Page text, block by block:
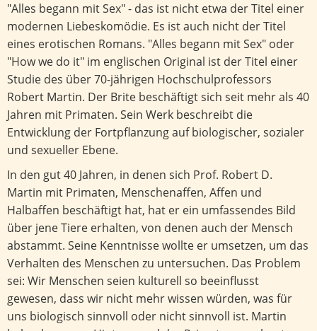
"Alles begann mit Sex" - das ist nicht etwa der Titel einer
modernen Liebeskomödie. Es ist auch nicht der Titel
eines erotischen Romans. "Alles begann mit Sex" oder
"How we do it" im englischen Original ist der Titel einer
Studie des über 70-jährigen Hochschulprofessors
Robert Martin. Der Brite beschäftigt sich seit mehr als 40
Jahren mit Primaten. Sein Werk beschreibt die
Entwicklung der Fortpflanzung auf biologischer, sozialer
und sexueller Ebene.
In den gut 40 Jahren, in denen sich Prof. Robert D.
Martin mit Primaten, Menschenaffen, Affen und
Halbaffen beschäftigt hat, hat er ein umfassendes Bild
über jene Tiere erhalten, von denen auch der Mensch
abstammt. Seine Kenntnisse wollte er umsetzen, um das
Verhalten des Menschen zu untersuchen. Das Problem
sei: Wir Menschen seien kulturell so beeinflusst
gewesen, dass wir nicht mehr wissen würden, was für
uns biologisch sinnvoll oder nicht sinnvoll ist. Martin